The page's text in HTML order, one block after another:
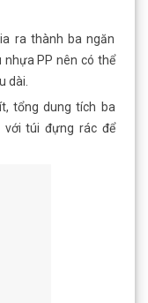
ra thành ba ngăn
PP nên có thể
dài.
tổng dung tích ba
với túi đựng rác để